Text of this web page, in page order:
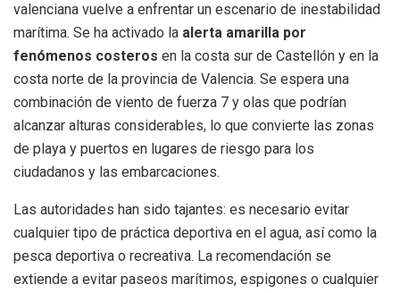
valenciana vuelve a enfrentar un escenario de inestabilidad
marítima. Se ha activado la alerta amarilla por
fenómenos costeros en la costa sur de Castellón y en la
costa norte de la provincia de Valencia. Se espera una
combinación de viento de fuerza 7 y olas que podrían
alcanzar alturas considerables, lo que convierte las zonas
de playa y puertos en lugares de riesgo para los
ciudadanos y las embarcaciones.
Las autoridades han sido tajantes: es necesario evitar
cualquier tipo de práctica deportiva en el agua, así como la
pesca deportiva o recreativa. La recomendación se
extiende a evitar paseos marítimos, espigones o cualquier